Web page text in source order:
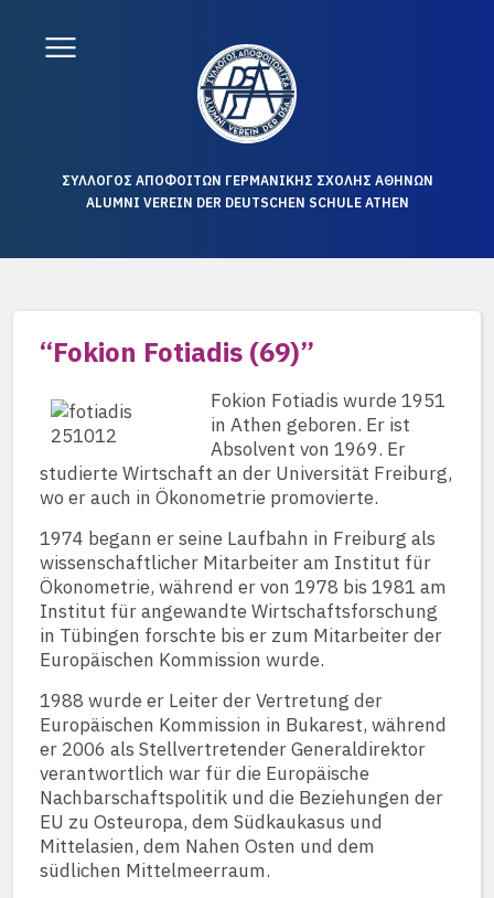
ΣΥΛΛΟΓΟΣ ΑΠΟΦΟΙΤΩΝ ΓΕΡΜΑΝΙΚΗΣ ΣΧΟΛΗΣ ΑΘΗΝΩΝ
ALUMNI VEREIN DER DEUTSCHEN SCHULE ATHEN
“Fokion Fotiadis (69)”
Fokion Fotiadis wurde 1951
in Athen geboren. Er ist
Absolvent von 1969. Er
studierte Wirtschaft an der Universität Freiburg,
wo er auch in Ökonometrie promovierte.
1974 begann er seine Laufbahn in Freiburg als
wissenschaftlicher Mitarbeiter am Institut für
Ökonometrie, während er von 1978 bis 1981 am
Institut für angewandte Wirtschaftsforschung
in Tübingen forschte bis er zum Mitarbeiter der
Europäischen Kommission wurde.
1988 wurde er Leiter der Vertretung der
Europäischen Kommission in Bukarest, während
er 2006 als Stellvertretender Generaldirektor
verantwortlich war für die Europäische
Nachbarschaftspolitik und die Beziehungen der
EU zu Osteuropa, dem Südkaukasus und
Mittelasien, dem Nahen Osten und dem
südlichen Mittelmeerraum.